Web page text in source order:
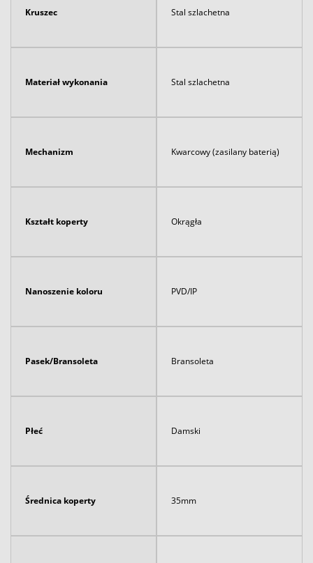
Kruszec Stal szlachetna
Materiał wykonania Stal szlachetna
Mechanizm Kwarcowy (zasilany baterią)
Kształt koperty Okrągła
Nanoszenie koloru PVD/IP
Pasek/Bransoleta Bransoleta
Płeć Damski
Średnica koperty 35mm